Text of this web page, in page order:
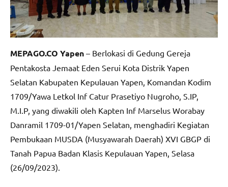
MEPAGO.CO Yapen – Berlokasi di Gedung Gereja
Pentakosta Jemaat Eden Serui Kota Distrik Yapen
Selatan Kabupaten Kepulauan Yapen, Komandan Kodim
1709/Yawa Letkol Inf Catur Prasetiyo Nugroho, S.IP,
M.I.P, yang diwakili oleh Kapten Inf Marselus Worabay
Danramil 1709-01/Yapen Selatan, menghadiri Kegiatan
Pembukaan MUSDA (Musyawarah Daerah) XVI GBGP di
Tanah Papua Badan Klasis Kepulauan Yapen, Selasa
(26/09/2023).